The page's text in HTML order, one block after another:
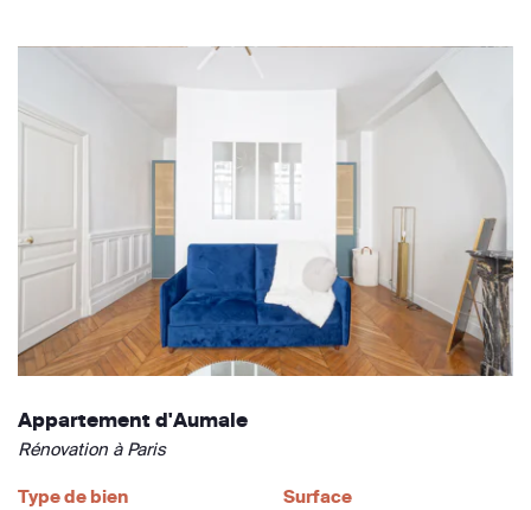
Appartement d'Aumale
Rénovation à Paris
Type de bien
Surface